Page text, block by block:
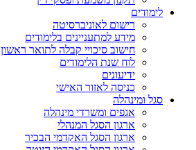
לימודים
רישום לאוניברסיטה
מידע למתעניינים בלימודים
חישוב סיכויי קבלה לתואר ראשון
לוח שנת הלימודים
ידיעונים
כניסה לאזור האישי
סגל ומינהלה
אגפים ומשרדי מינהלה
ארגון הסגל המנהלי
ארגון הסגל האקדמי הבכיר